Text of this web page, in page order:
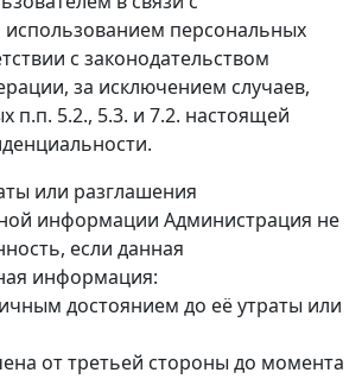
персональных
с законодательством
за исключением случаев,
п.п. 5.2., 5.3. и 7.2. настоящей
или разглашения
информации Администрация не
если данная
информация:
достоянием до её утраты или
от третьей стороны до момента